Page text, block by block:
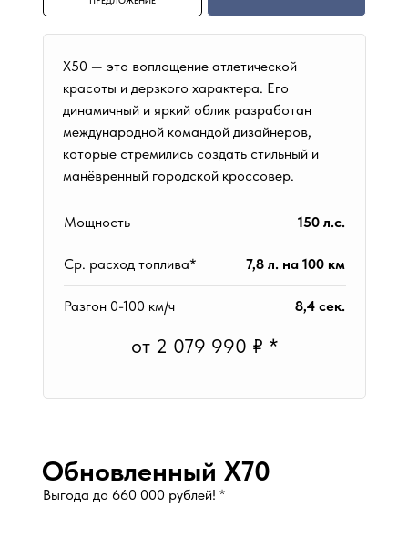
от 2 079 990 ₽ *
X50 — это воплощение атлетической
красоты и дерзкого характера. Его
динамичный и яркий облик разработан
международной командой дизайнеров,
которые стремились создать стильный и
манёвренный городской кроссовер.
Мощность 150 л.с.
Ср. расход топлива* 7,8 л. на 100 км
Разгон 0-100 км/ч 8,4 сек.
Выгода до 660 000 рублей! *
Обновленный X70